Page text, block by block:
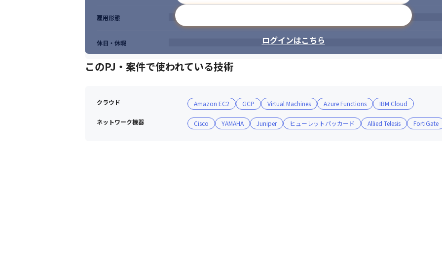
ログインはこちら
雇用形態
休日・休暇
このPJ・案件で使われている技術
クラウド Amazon EC2 GCP Virtual Machines Azure Functions IBM Cloud
ネットワーク機器 Cisco YAMAHA Juniper ヒューレットパッカード Allied Telesis FortiGate